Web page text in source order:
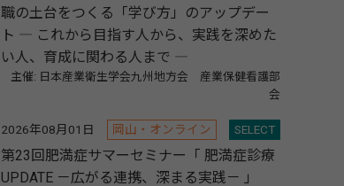
職の土台をつくる「学び方」のアップデー
ト ― これから目指す人から、実践を深めた
い人、育成に関わる人まで ―
主催: 日本産業衛生学会九州地方会 産業保健看護部
会
2026年08月01日 岡山・オンライン SELECT
第23回肥満症サマーセミナー「 肥満症診療
UPDATE －広がる連携、深まる実践－ 」